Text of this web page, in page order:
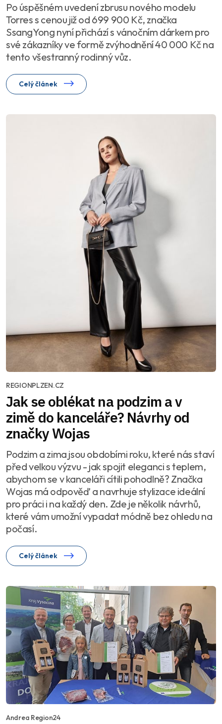
Po úspěšném uvedení zbrusu nového modelu
Torres s cenou již od 699 900 Kč, značka
SsangYong nyní přichází s vánočním dárkem pro
své zákazníky ve formě zvýhodnění 40 000 Kč na
tento všestranný rodinný vůz.
Celý článek
REGIONPLZEN.CZ
Jak se oblékat na podzim a v
zimě do kanceláře? Návrhy od
značky Wojas
Podzim a zima jsou obdobími roku, které nás staví
před velkou výzvu - jak spojit eleganci s teplem,
abychom se v kanceláři cítili pohodlně? Značka
Wojas má odpověď a navrhuje stylizace ideální
pro práci i na každý den. Zde je několik návrhů,
které vám umožní vypadat módně bez ohledu na
počasí.
Celý článek
Andrea Region24